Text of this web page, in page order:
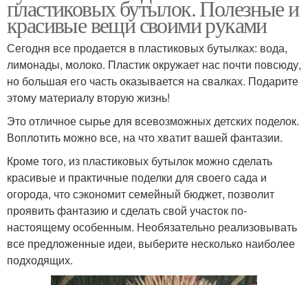
пластиковых бутылок. Полезные и
красивые вещи своими руками
Сегодня все продается в пластиковых бутылках: вода,
лимонады, молоко. Пластик окружает нас почти повсюду,
но большая его часть оказывается на свалках. Подарите
этому материалу вторую жизнь!
Это отличное сырье для всевозможных детских поделок.
Воплотить можно все, на что хватит вашей фантазии.
Кроме того, из пластиковых бутылок можно сделать
красивые и практичные поделки для своего сада и
огорода, что сэкономит семейный бюджет, позволит
проявить фантазию и сделать свой участок по-
настоящему особенным. Необязательно реализовывать
все предложенные идеи, выберите несколько наиболее
подходящих.